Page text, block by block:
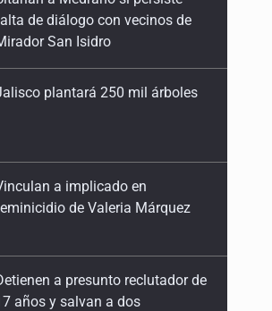
el Cáncer
Jalisco plantará 250 mil árboles
Vinculan a implicado en
Detienen a presunto reclutador de